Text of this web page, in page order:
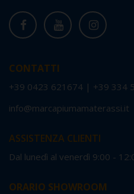
CONTATTI
+39 0423 621674 | +39 334
info@marcapiumamaterassi.it
ASSISTENZA CLIENTI
Dal lunedì al venerdì 9:00 -
ORARIO SHOWROOM